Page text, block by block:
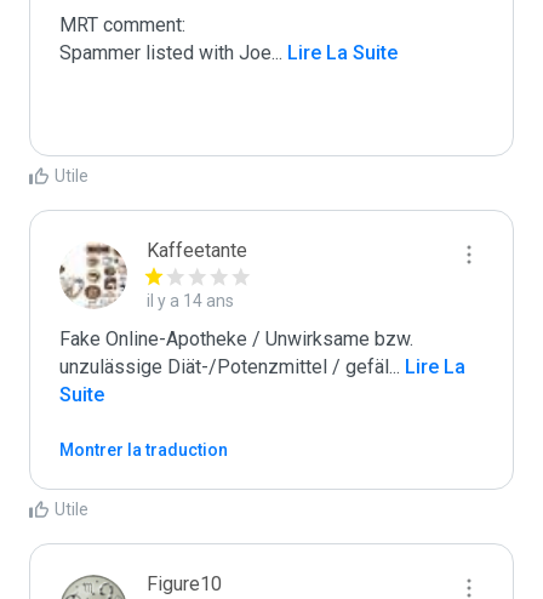
MRT comment:
Spammer listed with Joe... Lire La Suite
Utile
Kaffeetante
il y a 14 ans
Fake Online-Apotheke / Unwirksame bzw.
unzulässige Diät-/Potenzmittel / gefäl... Lire La
Suite
Montrer la traduction
Utile
Figure10